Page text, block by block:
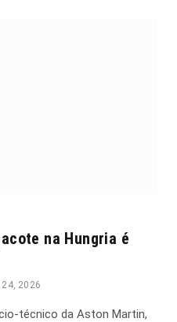
na Hungria é
24, 2026
técnico da Aston Martin,